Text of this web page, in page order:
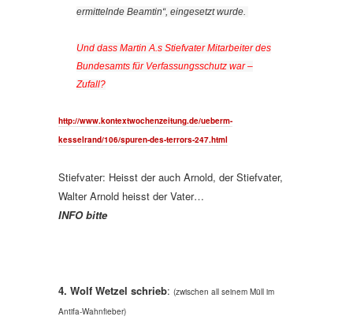
ermittelnde Beamtin“, eingesetzt wurde.
Und dass Martin A.s Stiefvater Mitarbeiter des
Bundesamts für Verfassungsschutz war –
Zufall?
http://www.kontextwochenzeitung.de/ueberm-
kesselrand/106/spuren-des-terrors-247.html
Stiefvater: Heisst der auch Arnold, der Stiefvater,
Walter Arnold heisst der Vater…
INFO bitte
4. Wolf Wetzel schrieb: (zwischen all seinem Müll im
Antifa-Wahnfieber)